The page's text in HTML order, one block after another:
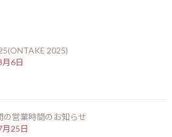
GIN HANEZU）
2025)
6日
の営業時間のお知らせ
25日